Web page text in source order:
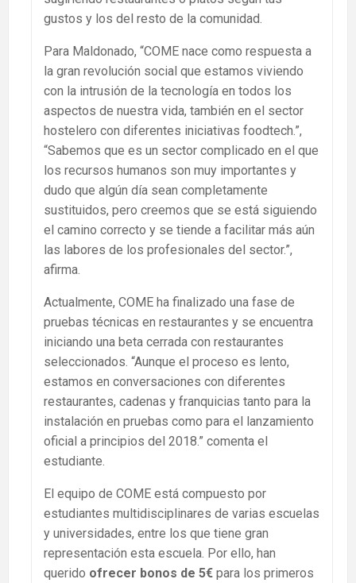
gustos y los del resto de la comunidad.
Para Maldonado, “COME nace como respuesta a
la gran revolución social que estamos viviendo
con la intrusión de la tecnología en todos los
aspectos de nuestra vida, también en el sector
hostelero con diferentes iniciativas foodtech.”,
“Sabemos que es un sector complicado en el que
los recursos humanos son muy importantes y
dudo que algún día sean completamente
sustituidos, pero creemos que se está siguiendo
el camino correcto y se tiende a facilitar más aún
las labores de los profesionales del sector.”,
afirma.
Actualmente, COME ha finalizado una fase de
pruebas técnicas en restaurantes y se encuentra
iniciando una beta cerrada con restaurantes
seleccionados. “Aunque el proceso es lento,
estamos en conversaciones con diferentes
restaurantes, cadenas y franquicias tanto para la
instalación en pruebas como para el lanzamiento
oficial a principios del 2018.” comenta el
estudiante.
El equipo de COME está compuesto por
estudiantes multidisciplinares de varias escuelas
y universidades, entre los que tiene gran
representación esta escuela. Por ello, han
querido ofrecer bonos de 5€ para los primeros